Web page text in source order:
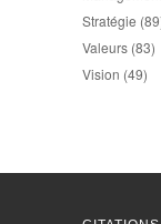
Stratégie
Valeurs (83)
Vision (49)